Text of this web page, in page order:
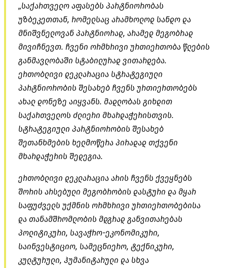
„საქართველო აფასებს პარტნიორობას
უზბეკეთთან, რომელსაც არამხოლოდ სანდო და
მნიშვნელოვან პარტნიორად, არამედ მეგობრად
მივიჩნევთ. ჩვენი ორმხრივი ურთიერთობა წლების
განმავლობაში სტაბილურად ვითარდება.
ერთობლივი დეკლარაცია სტრატეგიული
პარტნიორობის შესახებ ჩვენს ურთიერთობებს
ახალ დონეზე აიყვანს. მადლობას გიხდით
საქართველოს ძლიერი მხარდაჭერისთვის.
სტრატეგიული პარტნიორობის შესახებ
შეთანხმების ხელმოწერა პირადად თქვენი
მხარდაჭერის შედეგია.
ერთობლივი დეკლარაცია არის ჩვენს ქვეყნებს
შორის არსებული მეგობრობის დასტური და მყარ
საფუძველს უქმნის ორმხრივი ურთიერთობებისა
და თანამშრომლობის მდგრად განვითარებას
პოლიტიკური, სავაჭრო-ეკონომიკური,
საინვესტიციო, სამეცნიერო, ტექნიკური,
კულტურული, ჰუმანიტარული და სხვა